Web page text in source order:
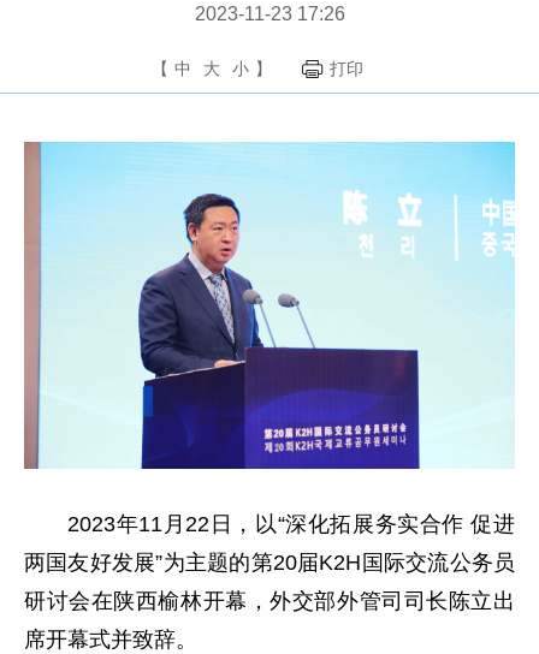
2023-11-23 17:26
【 中 大 小 】 打印
2023年11月22日，以“深化拓展务实合作 促进
两国友好发展”为主题的第20届K2H国际交流公务员
研讨会在陕西榆林开幕，外交部外管司司长陈立出
席开幕式并致辞。